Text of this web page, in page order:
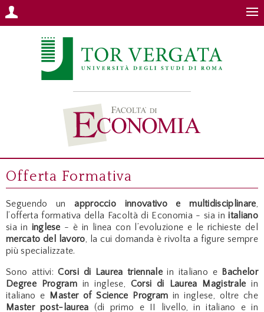
Offerta Formativa
Seguendo unapproccio innovativo e multidisciplinare,
l’offerta formativa della Facoltà di Economia - sia initaliano
sia in inglese - è in linea con l’evoluzione e le richieste del
mercato del lavoro, la cui domanda è rivolta a figure sempre
più specializzate.
Sono attivi:Corsi di Laurea triennalein italiano e Bachelor
Degree Program in inglese, Corsi di Laurea Magistrale in
italiano e
Master of Science Program in inglese, oltre che
Master post-laurea (di primo e II livello, in italiano e in